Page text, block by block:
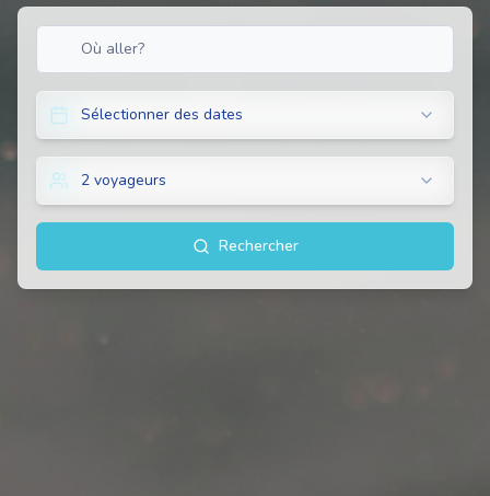
Sélectionner des dates
2 voyageurs
Rechercher